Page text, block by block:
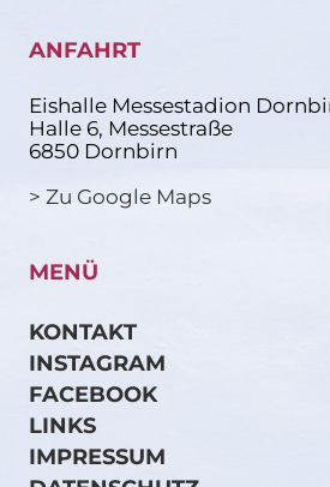
ANFAHRT
Eishalle Messestadion
Halle 6, Messestraße
6850 Dornbirn
> Zu Google Maps
MENÜ
KONTAKT
INSTAGRAM
FACEBOOK
LINKS
IMPRESSUM